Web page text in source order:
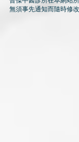
無須事先通知而隨時修